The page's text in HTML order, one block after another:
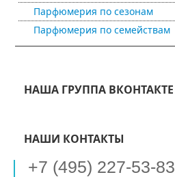
Парфюмерия по сезонам
Парфюмерия по семействам
НАША ГРУППА ВКОНТАКТЕ
НАШИ КОНТАКТЫ
+7 (495) 227-53-83